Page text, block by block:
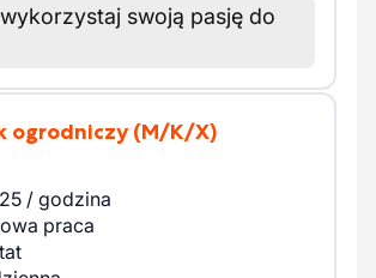
wykorzystaj swoją pasję do
ogrodniczy (M/K/X)
25 / godzina
praca